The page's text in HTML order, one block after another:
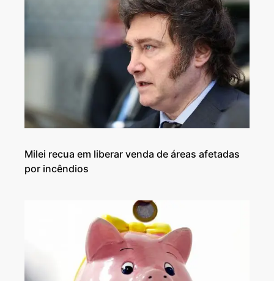
Milei recua em liberar venda de áreas afetadas
por incêndios